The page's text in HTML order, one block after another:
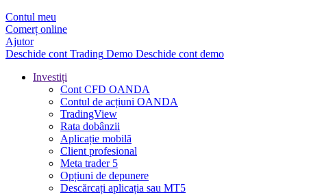
Contul meu
Comerț online
Ajutor
Deschide cont Trading Demo Deschide cont demo
Investiți
Cont CFD OANDA
Contul de acțiuni OANDA
TradingView
Rata dobânzii
Aplicație mobilă
Client profesional
Meta trader 5
Opțiuni de depunere
Descărcați aplicația sau MT5